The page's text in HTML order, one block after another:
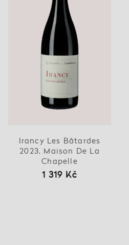
Irancy Les Bâtardes
2023, Maison De La
Chapelle
1 319 Kč